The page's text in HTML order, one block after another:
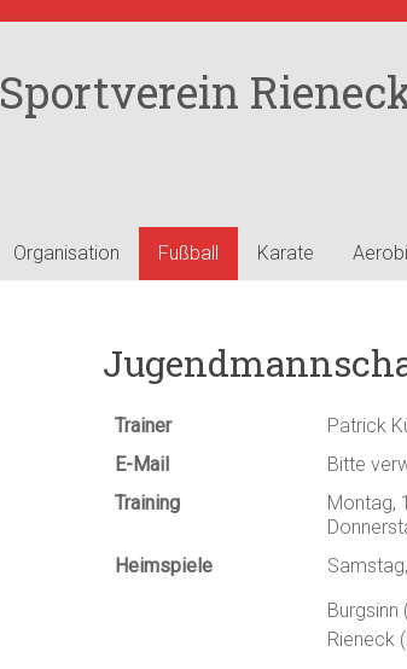
Sportverein
Organisation Fußball Karate
Trainer
Patrick
E-Mail
Bitte
Training
Montag,
Heimspiele
Burgsinn
Rieneck